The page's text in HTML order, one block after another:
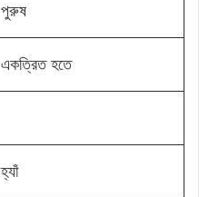
পুরুষ
একত্রিত হতে
হ্যাঁ